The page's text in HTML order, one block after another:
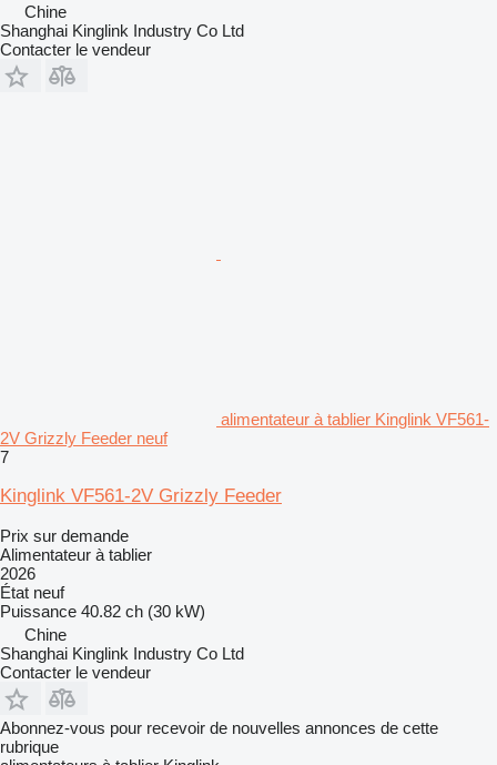
Chine
Shanghai Kinglink Industry Co Ltd
Contacter le vendeur
alimentateur à tablier Kinglink VF561-
2V Grizzly Feeder neuf
7
Kinglink VF561-2V Grizzly Feeder
Prix sur demande
Alimentateur à tablier
2026
État neuf
Puissance 40.82 ch (30 kW)
Chine
Shanghai Kinglink Industry Co Ltd
Contacter le vendeur
Abonnez-vous pour recevoir de nouvelles annonces de cette
rubrique